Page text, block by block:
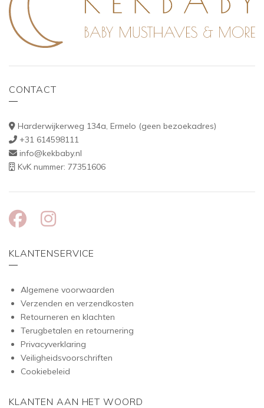
CONTACT
Harderwijkerweg 134a, Ermelo (geen bezoekadres)
+31 614598111
info@kekbaby.nl
KvK nummer: 77351606
KLANTENSERVICE
Algemene voorwaarden
Verzenden en verzendkosten
Retourneren en klachten
Terugbetalen en retournering
Privacyverklaring
Veiligheidsvoorschriften
Cookiebeleid
KLANTEN AAN HET WOORD